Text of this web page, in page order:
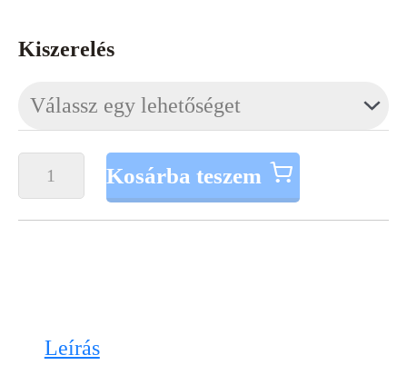
Kiszerelés
Korai
magömlésre:
Love
Kosárba teszem
Leírás